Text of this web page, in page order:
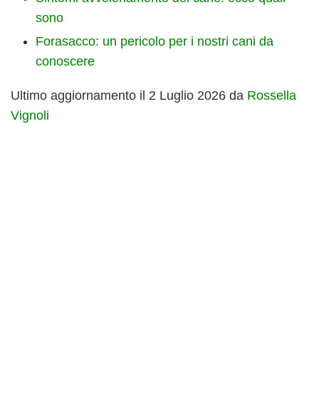
sono
Forasacco: un pericolo per i nostri cani da
conoscere
Ultimo aggiornamento il 2 Luglio 2026 da Rossella
Vignoli